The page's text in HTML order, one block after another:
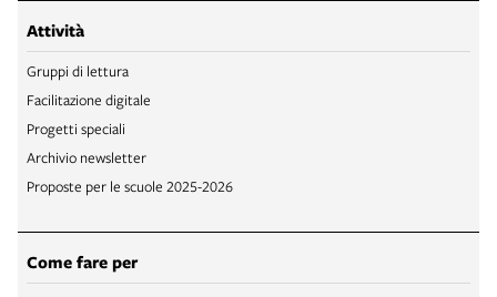
Attività
Gruppi di lettura
Facilitazione digitale
Progetti speciali
Archivio newsletter
Proposte per le scuole 2025-2026
Come fare per